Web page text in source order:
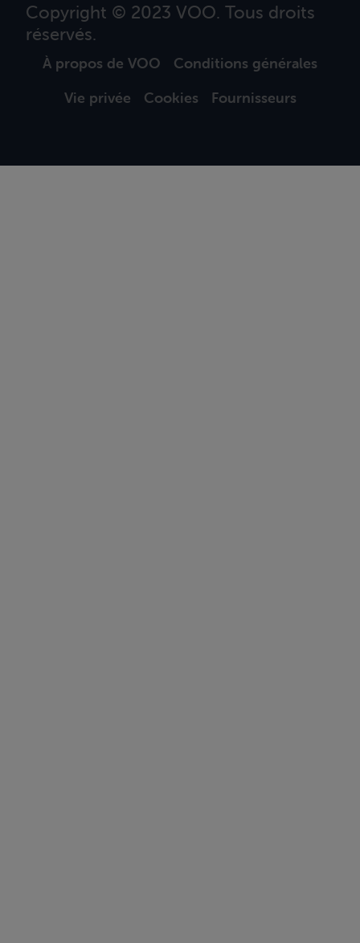
Copyright © 2023 VOO. Tous droits
réservés.
À propos de VOO
Conditions générales
Vie privée
Cookies Fournisseurs